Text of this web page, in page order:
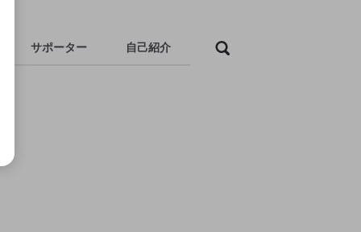
サポーター 自己紹介